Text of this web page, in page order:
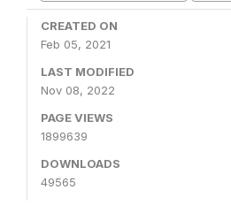
CREATED ON
Feb 05, 2021
LAST MODIFIED
Nov 08, 2022
PAGE VIEWS
1899639
DOWNLOADS
49565